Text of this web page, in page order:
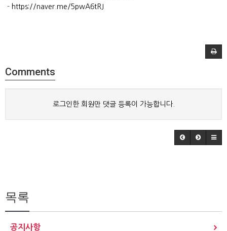
- https://naver.me/5pwA6tRJ
Comments
로그인한 회원만 댓글 등록이 가능합니다.
목록
공지사항